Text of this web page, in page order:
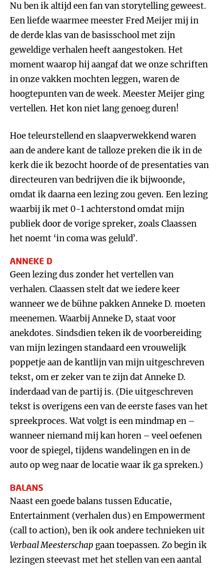
Nu ben ik altijd een fan van storytelling geweest.
Een liefde waarmee meester Fred Meijer mij in
de derde klas van de basisschool met zijn
geweldige verhalen heeft aangestoken. Het
moment waarop hij aangaf dat we onze schriften
in onze vakken mochten leggen, waren de
hoogtepunten van de week. Meester Meijer ging
vertellen. Het kon niet lang genoeg duren!
Hoe teleurstellend en slaapverwekkend waren
aan de andere kant de talloze preken die ik in de
kerk die ik bezocht hoorde of de presentaties van
directeuren van bedrijven die ik bijwoonde,
omdat ik daarna een lezing zou geven. Een lezing
waarbij ik met 0-1 achterstond omdat mijn
publiek door de vorige spreker, zoals Claassen
het noemt ‘in coma was geluld’.
ANNEKE D
Geen lezing dus zonder het vertellen van
verhalen. Claassen stelt dat we iedere keer
wanneer we de bühne pakken Anneke D. moeten
meenemen. Waarbij Anneke D, staat voor
anekdotes. Sindsdien teken ik de voorbereiding
van mijn lezingen standaard een vrouwelijk
poppetje aan de kantlijn van mijn uitgeschreven
tekst, om er zeker van te zijn dat Anneke D.
inderdaad van de partij is. (Die uitgeschreven
tekst is overigens een van de eerste fases van het
spreekproces. Wat volgt is een mindmap en –
wanneer niemand mij kan horen – veel oefenen
voor de spiegel, tijdens wandelingen en in de
auto op weg naar de locatie waar ik ga spreken.)
BALANS
Naast een goede balans tussen Educatie,
Entertainment (verhalen dus) en Empowerment
(call to action), ben ik ook andere technieken uit
Verbaal Meesterschap gaan toepassen. Zo begin ik
lezingen steevast met het stellen van een aantal